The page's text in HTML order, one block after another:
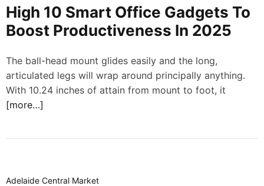
o
r
m
d
e
High 10 Smart Office Gadgets To
Boost Productiveness In 2025
The ball-head mount glides easily and the long,
articulated legs will wrap around principally anything.
With 10.24 inches of attain from mount to foot, it
[more…]
Adelaide Central Market